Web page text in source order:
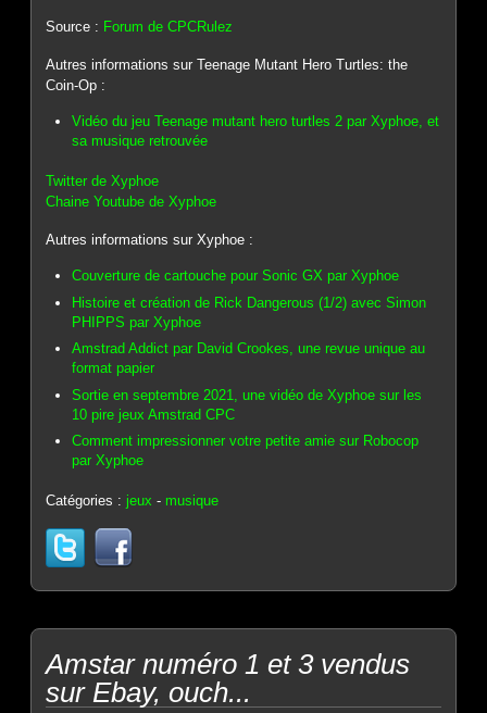
Source : Forum de CPCRulez
Autres informations sur Teenage Mutant Hero Turtles: the
Coin-Op :
Vidéo du jeu Teenage mutant hero turtles 2 par Xyphoe, et
sa musique retrouvée
Twitter de Xyphoe
Chaine Youtube de Xyphoe
Autres informations sur Xyphoe :
Couverture de cartouche pour Sonic GX par Xyphoe
Histoire et création de Rick Dangerous (1/2) avec Simon
PHIPPS par Xyphoe
Amstrad Addict par David Crookes, une revue unique au
format papier
Sortie en septembre 2021, une vidéo de Xyphoe sur les
10 pire jeux Amstrad CPC
Comment impressionner votre petite amie sur Robocop
par Xyphoe
Catégories :jeux - musique
Amstar numéro 1 et 3 vendus
sur Ebay, ouch...